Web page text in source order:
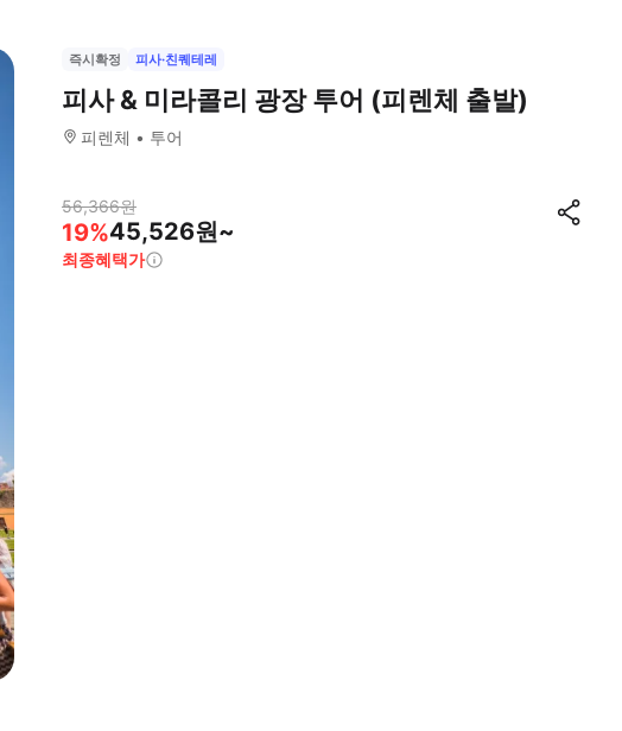
즉시확정 피사·친퀘테레
피사 & 미라콜리 광장 투어 (피렌체 출발)
피렌체 투어
56,366원
19%45,526원~
최종혜택가